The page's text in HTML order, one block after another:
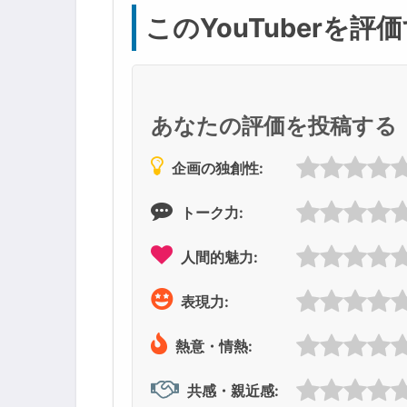
このYouTuberを評
あなたの評価を投稿する
企画の独創性:
トーク力:
人間的魅力:
表現力:
熱意・情熱:
共感・親近感: